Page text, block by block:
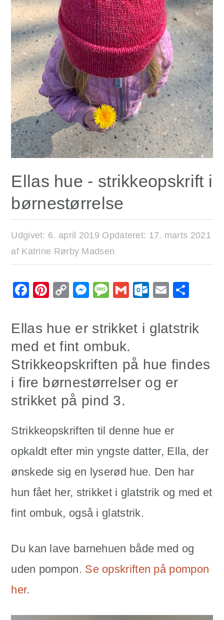
Ellas hue - strikkeopskrift i
børnestørrelse
Udgivet: 6. april 2019 Opdateret: 17. marts 2021
af Katrine Rørby Madsen
Facebook
Pinterest
CopyMessenger
Message
Gmail Email
Ellas hue er strikket i glatstrik
med et fint ombuk.
Strikkeopskriften på hue findes
i fire børnestørrelser og er
strikket på pind 3.
Strikkeopskriften til denne hue er
opkaldt efter min yngste datter, Ella, der
ønskede sig en lyserød hue. Den har
hun fået her, strikket i glatstrik og med et
fint ombuk, også i glatstrik.
Du kan lave barnehuen både med og
uden pompon. Se opskriften på pompon
her.